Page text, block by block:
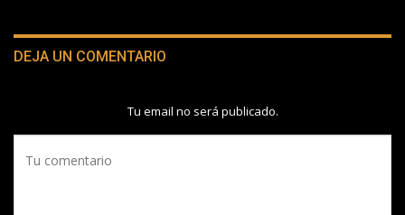
DEJA UN COMENTARIO
Tu email no será publicado.